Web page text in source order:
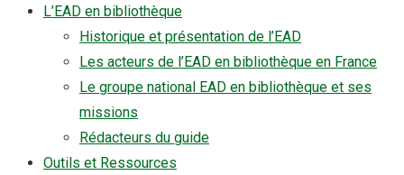
L’EAD en bibliothèque
Historique et présentation de l’EAD
Les acteurs de l’EAD en bibliothèque en France
Le groupe national EAD en bibliothèque et ses
missions
Rédacteurs du guide
Outils et Ressources